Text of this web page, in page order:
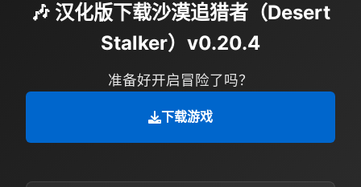
🎶 汉化版下载沙漠追猎者（Desert
Stalker）v0.20.4
准备好开启冒险了吗？
下载游戏